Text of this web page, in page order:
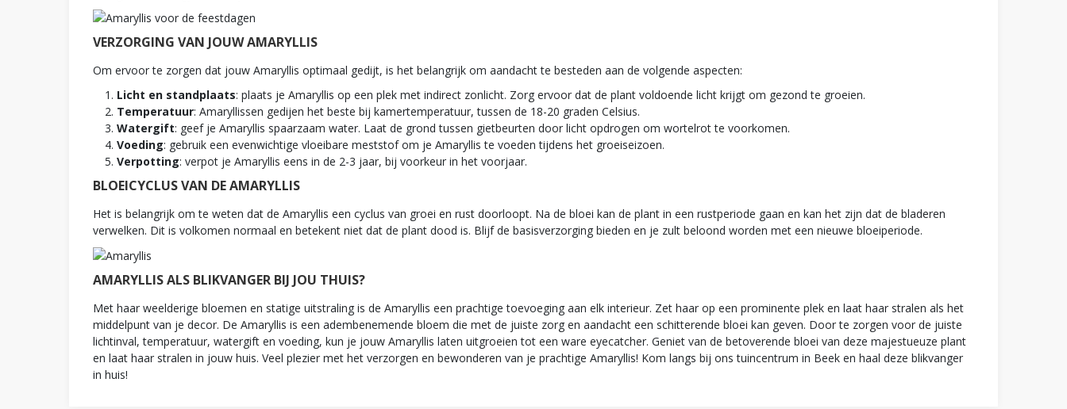
VERZORGING VAN JOUW AMARYLLIS
Om ervoor te zorgen dat jouw Amaryllis optimaal gedijt, is het belangrijk om aandacht te besteden aan de volgende aspecten:
Licht en standplaats: plaats je Amaryllis op een plek met indirect zonlicht. Zorg ervoor dat de plant voldoende licht krijgt om gezond te groeien.
Temperatuur: Amaryllissen gedijen het beste bij kamertemperatuur, tussen de 18-20 graden Celsius.
Watergift: geef je Amaryllis spaarzaam water. Laat de grond tussen gietbeurten door licht opdrogen om wortelrot te voorkomen.
Voeding: gebruik een evenwichtige vloeibare meststof om je Amaryllis te voeden tijdens het groeiseizoen.
Verpotting: verpot je Amaryllis eens in de 2-3 jaar, bij voorkeur in het voorjaar.
BLOEICYCLUS VAN DE AMARYLLIS
Het is belangrijk om te weten dat de Amaryllis een cyclus van groei en rust doorloopt. Na de bloei kan de plant in een rustperiode gaan en kan het zijn dat de bladeren
verwelken. Dit is volkomen normaal en betekent niet dat de plant dood is. Blijf de basisverzorging bieden en je zult beloond worden met een nieuwe bloeiperiode.
AMARYLLIS ALS BLIKVANGER BIJ JOU THUIS?
Met haar weelderige bloemen en statige uitstraling is de Amaryllis een prachtige toevoeging aan elk interieur. Zet haar op een prominente plek en laat haar stralen als het
middelpunt van je decor. De Amaryllis is een adembenemende bloem die met de juiste zorg en aandacht een schitterende bloei kan geven. Door te zorgen voor de juiste
lichtinval, temperatuur, watergift en voeding, kun je jouw Amaryllis laten uitgroeien tot een ware eyecatcher. Geniet van de betoverende bloei van deze majestueuze plant
en laat haar stralen in jouw huis. Veel plezier met het verzorgen en bewonderen van je prachtige Amaryllis! Kom langs bij ons tuincentrum in Beek en haal deze blikvanger
in huis!